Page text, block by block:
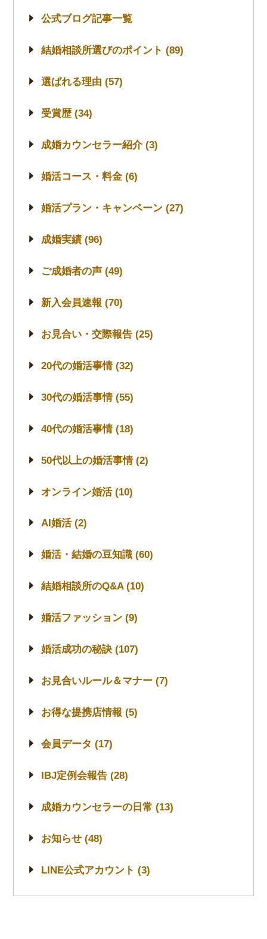
公式ブログ記事一覧
結婚相談所選びのポイント (89)
選ばれる理由 (57)
受賞歴 (34)
成婚カウンセラー紹介 (3)
婚活コース・料金 (6)
婚活プラン・キャンペーン (27)
成婚実績 (96)
ご成婚者の声 (49)
新入会員速報 (70)
お見合い・交際報告 (25)
20代の婚活事情 (32)
30代の婚活事情 (55)
40代の婚活事情 (18)
50代以上の婚活事情 (2)
オンライン婚活 (10)
AI婚活 (2)
婚活・結婚の豆知識 (60)
結婚相談所のQ&A (10)
婚活ファッション (9)
婚活成功の秘訣 (107)
お見合いルール＆マナー (7)
お得な提携店情報 (5)
会員データ (17)
IBJ定例会報告 (28)
成婚カウンセラーの日常 (13)
お知らせ (48)
LINE公式アカウント (3)